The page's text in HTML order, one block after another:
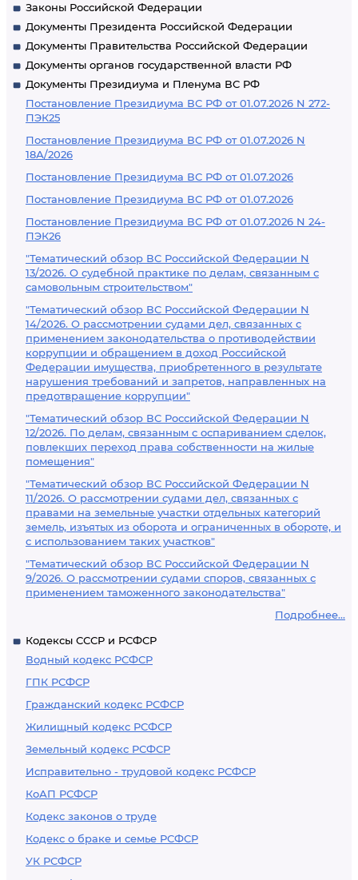
Законы Российской Федерации
Документы Президента Российской Федерации
Документы Правительства Российской Федерации
Документы органов государственной власти РФ
Документы Президиума и Пленума ВС РФ
Постановление Президиума ВС РФ от 01.07.2026 N 272-
ПЭК25
Постановление Президиума ВС РФ от 01.07.2026 N
18А/2026
Постановление Президиума ВС РФ от 01.07.2026
Постановление Президиума ВС РФ от 01.07.2026
Постановление Президиума ВС РФ от 01.07.2026 N 24-
ПЭК26
"Тематический обзор ВС Российской Федерации N
13/2026. О судебной практике по делам, связанным с
самовольным строительством"
"Тематический обзор ВС Российской Федерации N
14/2026. О рассмотрении судами дел, связанных с
применением законодательства о противодействии
коррупции и обращением в доход Российской
Федерации имущества, приобретенного в результате
нарушения требований и запретов, направленных на
предотвращение коррупции"
"Тематический обзор ВС Российской Федерации N
12/2026. По делам, связанным с оспариванием сделок,
повлекших переход права собственности на жилые
помещения"
"Тематический обзор ВС Российской Федерации N
11/2026. О рассмотрении судами дел, связанных с
правами на земельные участки отдельных категорий
земель, изъятых из оборота и ограниченных в обороте, и
с использованием таких участков"
"Тематический обзор ВС Российской Федерации N
9/2026. О рассмотрении судами споров, связанных с
применением таможенного законодательства"
Подробнее...
Кодексы СССР и РСФСР
Водный кодекс РСФСР
ГПК РСФСР
Гражданский кодекс РСФСР
Жилищный кодекс РСФСР
Земельный кодекс РСФСР
Исправительно - трудовой кодекс РСФСР
КоАП РСФСР
Кодекс законов о труде
Кодекс о браке и семье РСФСР
УК РСФСР